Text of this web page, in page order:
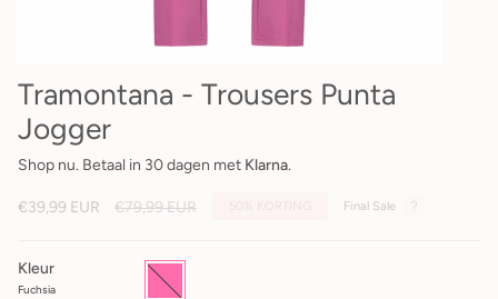
Tramontana - Trousers Punta
Jogger
Shop nu. Betaal in 30 dagen met Klarna.
€39,99 EUR
Reguliere
€79,99 EUR Final Sale
Kleur
Fuchsia
Fuchsia